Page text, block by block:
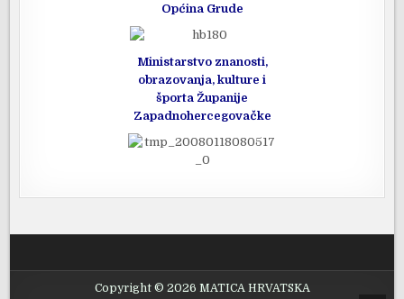
Općina Grude
Ministarstvo znanosti,
obrazovanja, kulture i
športa Županije
Zapadnohercegovačke
Copyright © 2026 MATICA HRVATSKA